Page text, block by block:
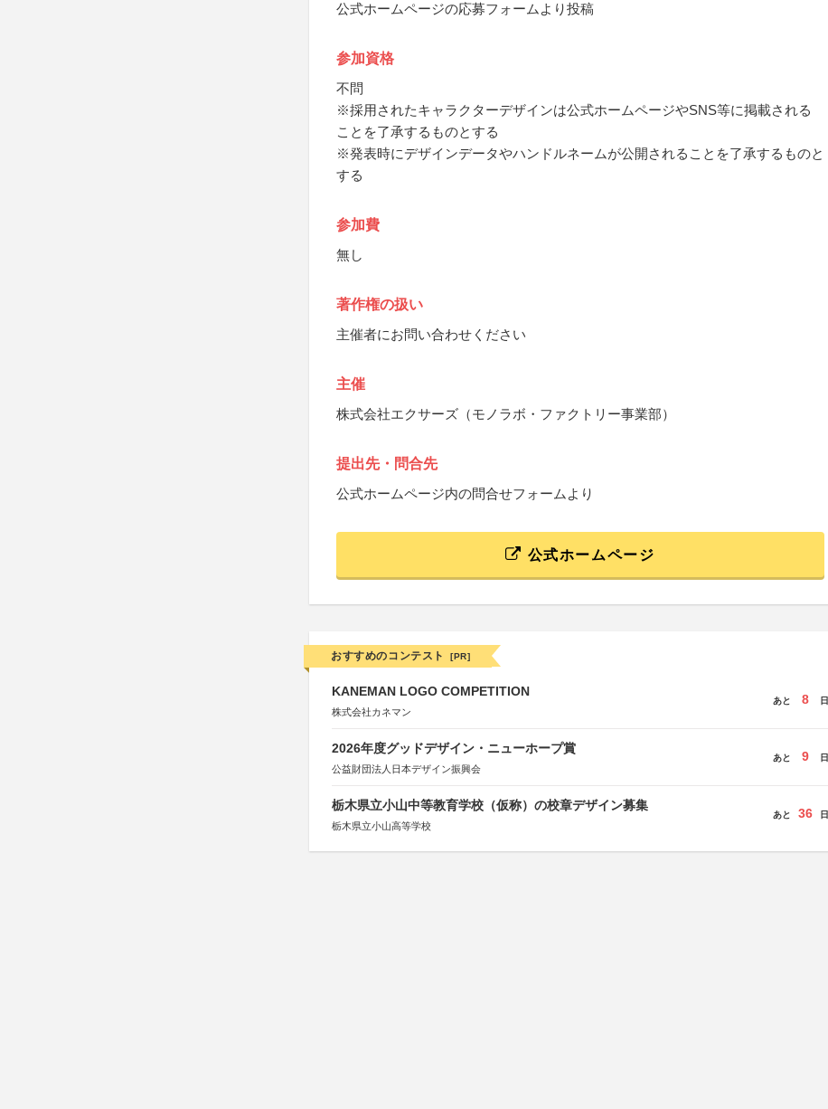
公式ホームページの応募フォームより投稿
参加資格
不問
※採用されたキャラクターデザインは公式ホームページやSNS等に掲載される
ことを了承するものとする
※発表時にデザインデータやハンドルネームが公開されることを了承するものと
する
参加費
無し
著作権の扱い
主催者にお問い合わせください
主催
株式会社エクサーズ（モノラボ・ファクトリー事業部）
提出先・問合先
公式ホームページ内の問合せフォームより
公式ホームページ
おすすめのコンテスト [PR]
KANEMAN LOGO COMPETITION
株式会社カネマン
あと 8 日
2026年度グッドデザイン・ニューホープ賞
公益財団法人日本デザイン振興会
あと 9 日
栃木県立小山中等教育学校（仮称）の校章デザイン募集
栃木県立小山高等学校
あと 36 日